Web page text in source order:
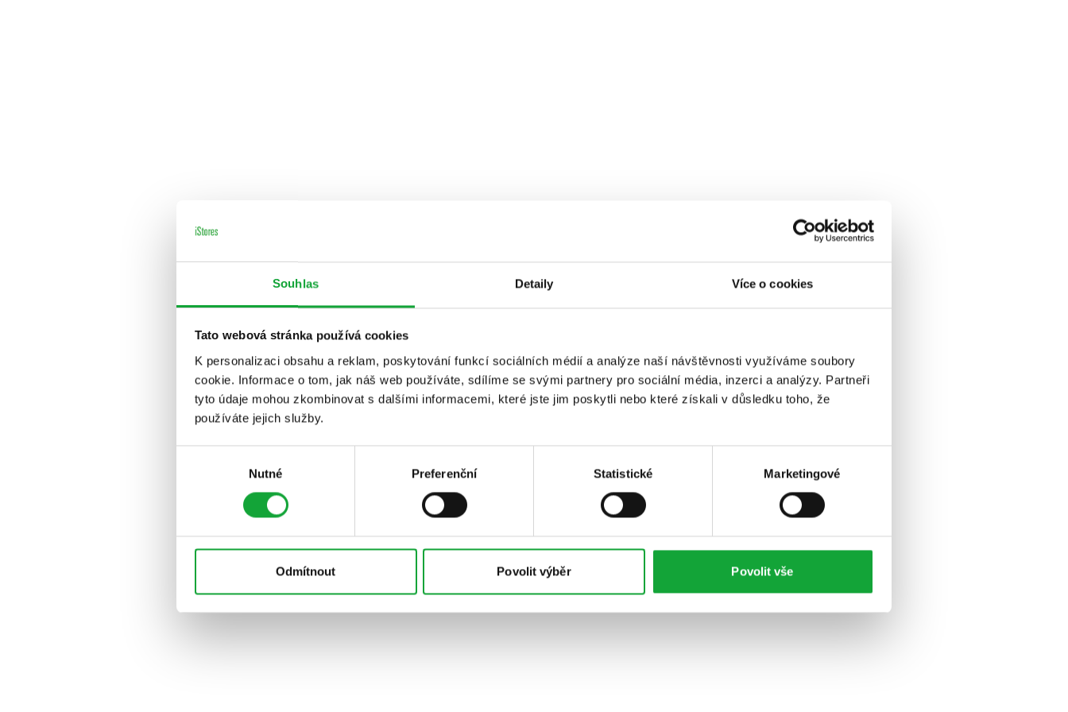
Souhlas Detaily Více o cookies
Tato webová stránka používá cookies
K personalizaci obsahu a reklam, poskytování funkcí sociálních médií a analýze naší návštěvnosti využíváme soubory
cookie. Informace o tom, jak náš web používáte, sdílíme se svými partnery pro sociální média, inzerci a analýzy. Partneři
tyto údaje mohou zkombinovat s dalšími informacemi, které jste jim poskytli nebo které získali v důsledku toho, že
používáte jejich služby.
Nutné Preferenční Statistické Marketingové
Odmítnout Povolit výběr Povolit vše